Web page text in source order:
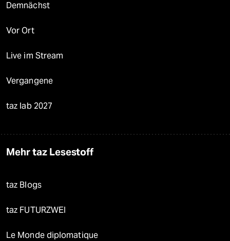
Demnächst
Vor Ort
Live im Stream
Vergangene
taz lab 2027
Mehr taz Lesestoff
taz Blogs
taz FUTURZWEI
Le Monde diplomatique